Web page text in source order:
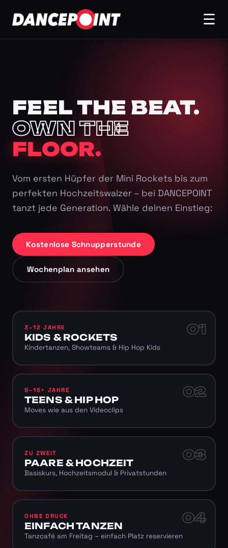
☰
FEEL THE BEAT.
OWN THE
FLOOR.
Vom ersten Hüpfer der Mini Rockets bis zum
perfekten Hochzeitswalzer – bei DANCEPOINT
tanzt jede Generation. Wähle deinen Einstieg:
Kostenlose Schnupperstunde
Wochenplan ansehen
01
3–12 JAHRE
KIDS & ROCKETS
Kindertanzen, Showteams & Hip Hop Kids
02
9–16+ JAHRE
TEENS & HIP HOP
Moves wie aus den Videoclips
03
ZU ZWEIT
PAARE & HOCHZEIT
Basiskurs, Hochzeitsmodul & Privatstunden
04
OHNE DRUCK
EINFACH TANZEN
Tanzcafé am Freitag – einfach Platz reservieren